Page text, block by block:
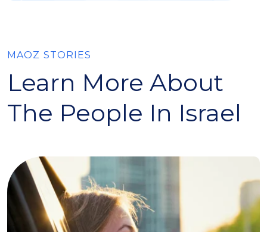
MAOZ STORIES
Learn More About
The People In Israel